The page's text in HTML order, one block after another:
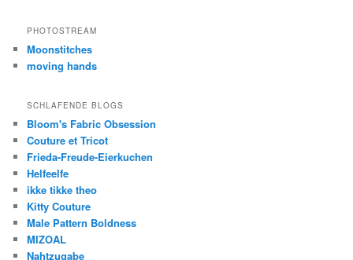
PHOTOSTREAM
Moonstitches
moving hands
SCHLAFENDE BLOGS
Bloom's Fabric Obsession
Couture et Tricot
Frieda-Freude-Eierkuchen
Helfeelfe
ikke tikke theo
Kitty Couture
Male Pattern Boldness
MIZOAL
Nahtzugabe